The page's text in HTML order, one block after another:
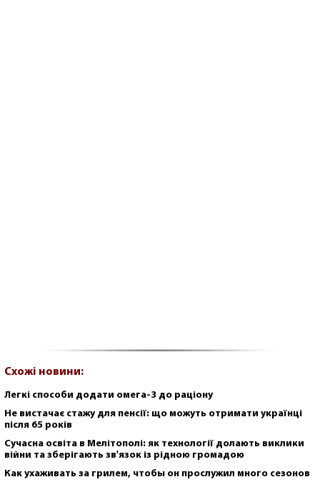
Схожі новини:
Легкі способи додати омега-3 до раціону
Не вистачає стажу для пенсії: що можуть отримати українці
після 65 років
Сучасна освіта в Мелітополі: як технології долають виклики
війни та зберігають зв'язок із рідною громадою
Как ухаживать за грилем, чтобы он прослужил много сезонов